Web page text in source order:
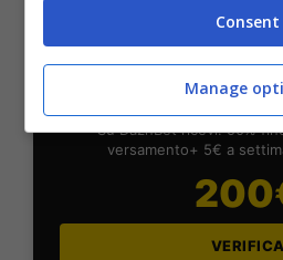
Benvenuto Sport 50%
Su DaznBet ricevi: 50%
versamento+ 5€ a
VERIFICA
Consent
Manage